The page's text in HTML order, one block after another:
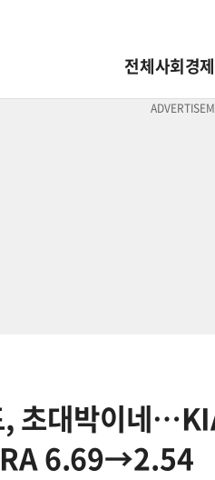
전체사회경제
초대박이네
6.69→2.54